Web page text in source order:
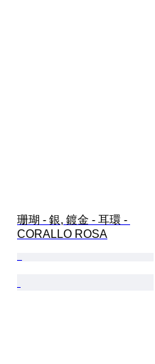
珊瑚 - 銀, 鍍金 - 耳環 -
CORALLO ROSA